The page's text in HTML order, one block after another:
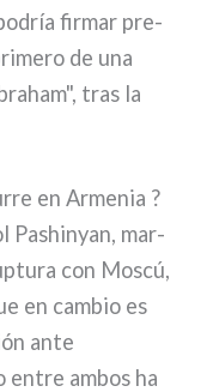
fir­mar pre­
de una
tras la
en Armenia ?
Pashinyan, mar­
con Moscú,
en cam­bio es
ante
ambos ha